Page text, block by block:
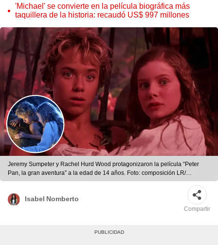
'Michael' se convierte en la película biográfica más
taquillera de la historia: recaudó US$ 997 millones
Jeremy Sumpeter y Rachel Hurd Wood protagonizaron la película “Peter
Pan, la gran aventura” a la edad de 14 años. Foto: composición LR/
Fanpop/Usatoday
Isabel Nomberto
Compartir